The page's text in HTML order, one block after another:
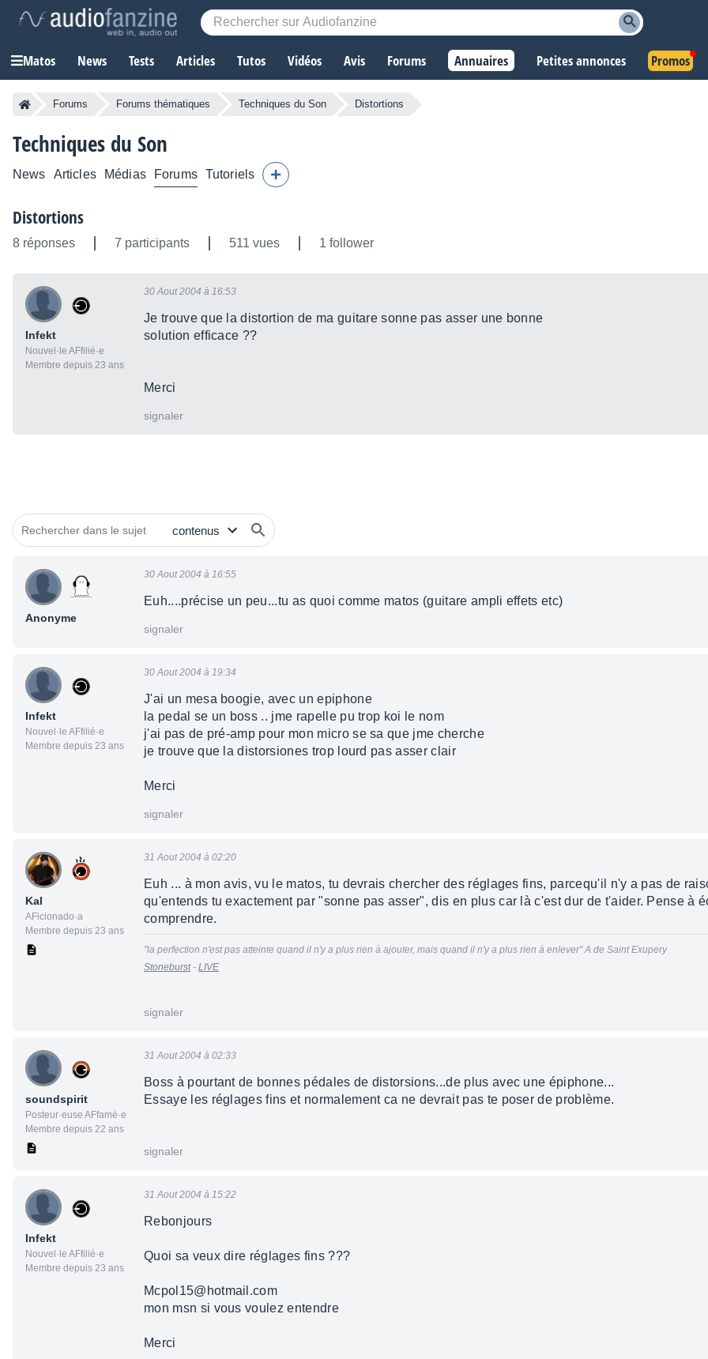
Matos News Tests Articles Tutos Vidéos Avis Forums Annuaires Petites annonces Promos
Forums Forums thématiques Techniques du Son Distortions
Techniques du Son
News Articles Médias Forums Tutoriels
Distortions
8 réponses 7 participants 511 vues 1 follower
Infekt
Nouvel·le AFfilié·e
Membre depuis 23 ans
30 Aout 2004 à 16:53
Je trouve que la distortion de ma guitare sonne pas asser une bonne
solution efficace ??
Merci
signaler
Anonyme
30 Aout 2004 à 16:55
Euh....précise un peu...tu as quoi comme matos (guitare ampli effets etc)
signaler
Infekt
Nouvel·le AFfilié·e
Membre depuis 23 ans
30 Aout 2004 à 19:34
J'ai un mesa boogie, avec un epiphone
la pedal se un boss .. jme rapelle pu trop koi le nom
j'ai pas de pré-amp pour mon micro se sa que jme cherche
je trouve que la distorsiones trop lourd pas asser clair
Merci
signaler
Kal
AFicionado·a
Membre depuis 23 ans
31 Aout 2004 à 02:20
Euh ... à mon avis, vu le matos, tu devrais chercher des réglages fins, parcequ'il n'y a pas de
qu'entends tu exactement par "sonne pas asser", dis en plus car là c'est dur de t'aider. Pense à
comprendre.
"la perfection n'est pas atteinte quand il n'y a plus rien à ajouter, mais quand il n'y a plus rien à enlever" A de Saint Exupery
Stoneburst- LIVE
signaler
soundspirit
Posteur·euse AFfamé·e
Membre depuis 22 ans
31 Aout 2004 à 02:33
Boss à pourtant de bonnes pédales de distorsions...de plus avec une épiphone...
Essaye les réglages fins et normalement ca ne devrait pas te poser de problème.
signaler
Infekt
Nouvel·le AFfilié·e
Membre depuis 23 ans
31 Aout 2004 à 15:22
Rebonjours
Quoi sa veux dire réglages fins ???
Mcpol15@hotmail.com
mon msn si vous voulez entendre
Merci